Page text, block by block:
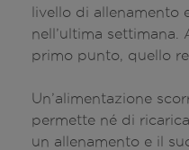
livello di allenamento
nell’ultima settimana.
primo punto, quello
Un’alimentazione
permette né di
un allenamento e il